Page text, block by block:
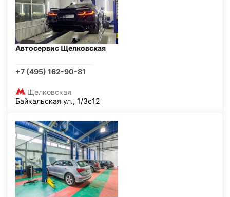
Автосервис Щелковская
+7 (495) 162-90-81
Щелковская
Байкальская ул., 1/3с12